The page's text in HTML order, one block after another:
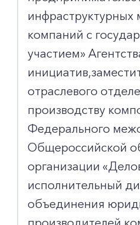
компаний с
участием»
отраслевого
производству
Федерального
Общероссийской
организации
исполнительный
объединения